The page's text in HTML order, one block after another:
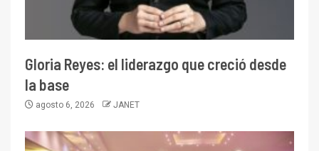
Gloria Reyes: el liderazgo que creció desde
la base
agosto 6, 2026 JANET